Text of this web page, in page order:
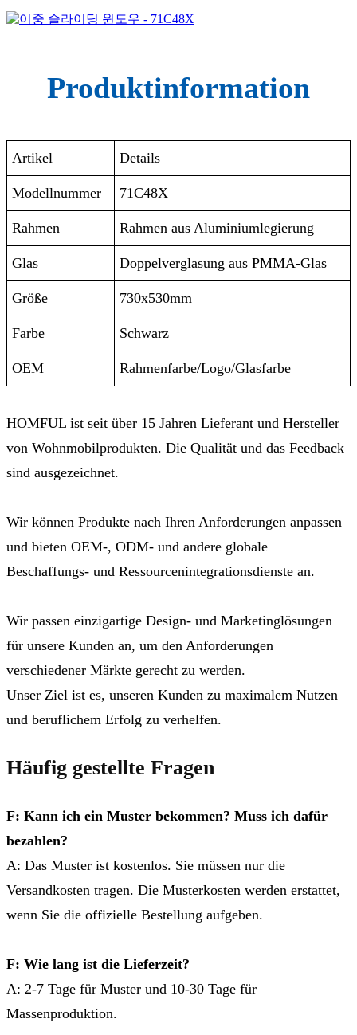
Produktinformation
Artikel Details
Modellnummer 71C48X
Rahmen Rahmen aus Aluminiumlegierung
Glas Doppelverglasung aus PMMA-Glas
Größe 730x530mm
Farbe Schwarz
OEM Rahmenfarbe/Logo/Glasfarbe
HOMFUL ist seit über 15 Jahren Lieferant und Hersteller
von Wohnmobilprodukten. Die Qualität und das Feedback
sind ausgezeichnet.
Wir können Produkte nach Ihren Anforderungen anpassen
und bieten OEM-, ODM- und andere globale
Beschaffungs- und Ressourcenintegrationsdienste an.
Wir passen einzigartige Design- und Marketinglösungen
für unsere Kunden an, um den Anforderungen
verschiedener Märkte gerecht zu werden.
Unser Ziel ist es, unseren Kunden zu maximalem Nutzen
und beruflichem Erfolg zu verhelfen.
Häufig gestellte Fragen
F: Kann ich ein Muster bekommen? Muss ich dafür
bezahlen?
A: Das Muster ist kostenlos. Sie müssen nur die
Versandkosten tragen. Die Musterkosten werden erstattet,
wenn Sie die offizielle Bestellung aufgeben.
F: Wie lang ist die Lieferzeit?
A: 2-7 Tage für Muster und 10-30 Tage für
Massenproduktion.